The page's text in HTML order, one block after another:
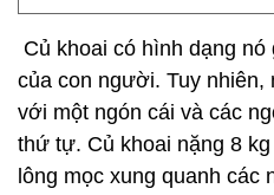
Củ khoai có hình dạng
của con người. Tuy nhiên,
với một ngón cái và các
thứ tự. Củ khoai nặng 8
lông mọc xung quanh các